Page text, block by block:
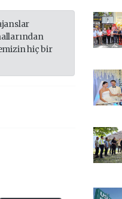
hiç bir